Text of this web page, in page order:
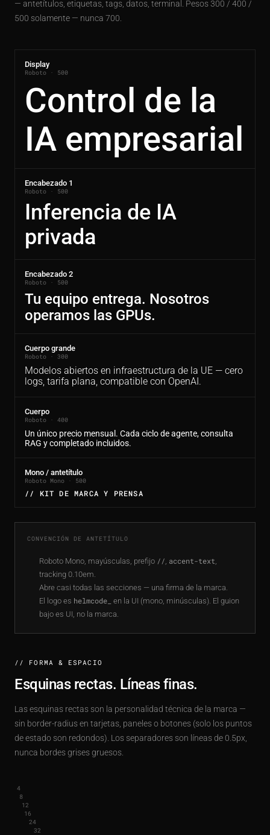
— antetítulos, etiquetas, tags, datos, terminal. Pesos 300 / 400 /
500 solamente — nunca 700.
Display
Roboto · 500
Control de la
IA empresarial
Encabezado 1
Roboto · 500
Inferencia de IA
privada
Encabezado 2
Roboto · 500
Tu equipo entrega. Nosotros
operamos las GPUs.
Cuerpo grande
Roboto · 300
Modelos abiertos en infraestructura de la UE — cero
logs, tarifa plana, compatible con OpenAI.
Cuerpo
Roboto · 400
Un único precio mensual. Cada ciclo de agente, consulta
RAG y completado incluidos.
Mono / antetítulo
Roboto Mono · 500
// KIT DE MARCA Y PRENSA
CONVENCIÓN DE ANTETÍTULO
Roboto Mono, mayúsculas, prefijo //, accent-text,
tracking 0.10em.
Abre casi todas las secciones — una firma de la marca.
El logo es helmcode_
en la UI (mono, minúsculas). El guion
bajo es UI, no la marca.
// FORMA & ESPACIO
Esquinas rectas. Líneas finas.
Las esquinas rectas son la personalidad técnica de la marca —
sin border-radius en tarjetas, paneles o botones (solo los puntos
de estado son redondos). Los separadores son líneas de 0.5px,
nunca bordes grises gruesos.
4
8
12
16
24
32